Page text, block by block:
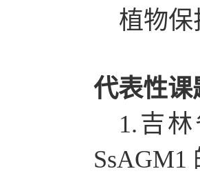
植物
代表性课
1. 吉